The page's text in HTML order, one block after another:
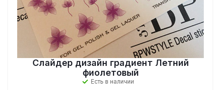
Слайдер дизайн градиент Летний
фиолетовый
Есть в наличии